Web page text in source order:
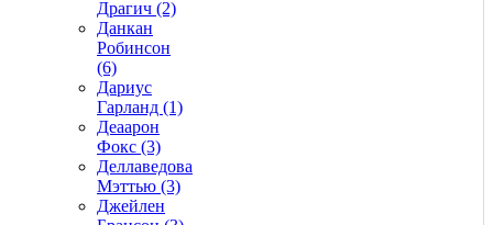
Драгич (2)
Данкан
Робинсон
(6)
Дариус
Гарланд (1)
Деаарон
Фокс (3)
Деллаведова
Мэттью (3)
Джейлен